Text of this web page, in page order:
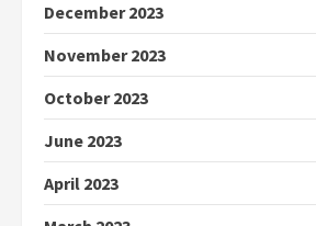
December 2023
November 2023
October 2023
June 2023
April 2023